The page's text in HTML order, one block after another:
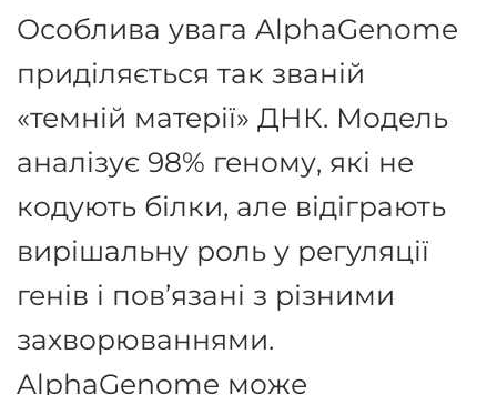
Особлива увага AlphaGenome
приділяється так званій
«темній матерії» ДНК. Модель
аналізує 98% геному, які не
кодують білки, але відіграють
вирішальну роль у регуляції
генів і пов’язані з різними
захворюваннями.
AlphaGenome може